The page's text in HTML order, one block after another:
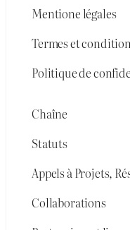
Mentione légales
Termes et
Politique de
Chaîne
Statuts
Appels à Projets,
Collaborations